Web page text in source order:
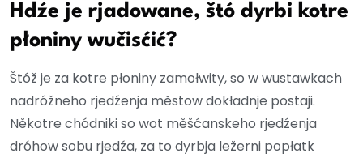
Hdźe je rjadowane, štó dyrbi kotre
płoniny wučisćić?
Štóž je za kotre płoniny zamołwity, so w wustawkach
nadróžneho rjedźenja městow dokładnje postaji.
Někotre chódniki so wot měšćanskeho rjedźenja
dróhow sobu rjedźa, za to dyrbja ležerni popłatk